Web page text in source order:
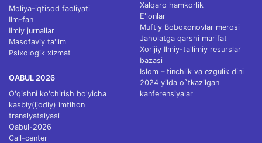
Moliya-iqtisod faoliyati
Ilm-fan
Ilmiy jurnallar
Masofaviy ta'lim
Psixologik xizmat
QABUL 2026
O'qishni ko'chirish bo'yicha
kasbiy(ijodiy) imtihon
translyatsiyasi
Qabul-2026
Call-center
Xalqaro hamkorlik
E'lonlar
Muftiy Boboxonovlar merosi
Jaholatga qarshi marifat
Xorijiy Ilmiy-ta'limiy resurslar
bazasi
Islom – tinchlik va ezgulik dini
2024 yilda o`tkazilgan
kanferensiyalar